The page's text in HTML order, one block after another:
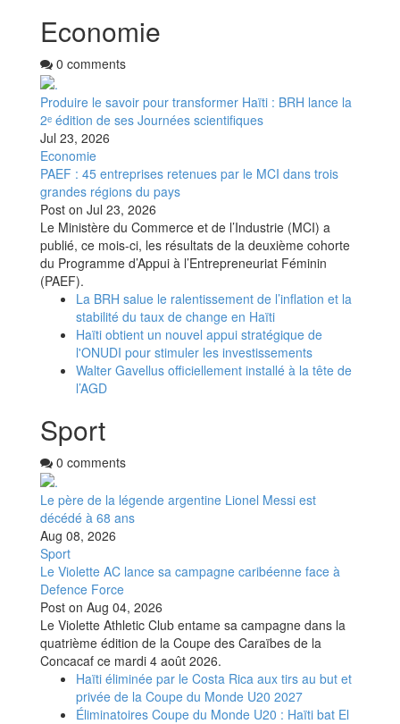
Economie
0 comments
Produire le savoir pour transformer Haïti : BRH lance la
2ᵉ édition de ses Journées scientifiques
Jul 23, 2026
Economie
PAEF : 45 entreprises retenues par le MCI dans trois
grandes régions du pays
Post on Jul 23, 2026
Le Ministère du Commerce et de l’Industrie (MCI) a
publié, ce mois-ci, les résultats de la deuxième cohorte
du Programme d’Appui à l’Entrepreneuriat Féminin
(PAEF).
La BRH salue le ralentissement de l’inflation et la
stabilité du taux de change en Haïti
Haïti obtient un nouvel appui stratégique de
l'ONUDI pour stimuler les investissements
Walter Gavellus officiellement installé à la tête de
l’AGD
Sport
0 comments
Le père de la légende argentine Lionel Messi est
décédé à 68 ans
Aug 08, 2026
Sport
Le Violette AC lance sa campagne caribéenne face à
Defence Force
Post on Aug 04, 2026
Le Violette Athletic Club entame sa campagne dans la
quatrième édition de la Coupe des Caraïbes de la
Concacaf ce mardi 4 août 2026.
Haïti éliminée par le Costa Rica aux tirs au but et
privée de la Coupe du Monde U20 2027
Éliminatoires Coupe du Monde U20 : Haïti bat El